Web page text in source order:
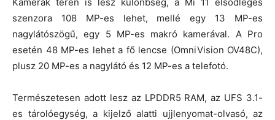
szenzora 108 MP-es lehet, mellé egy 13 MP-es
nagylátószögű, egy 5 MP-es makró kamerával. A Pro
esetén 48 MP-es lehet a fő lencse (OmniVision OV48C),
plusz 20 MP-es a nagylátó és 12 MP-es a telefotó.
Természetesen adott lesz az LPDDR5 RAM, az UFS 3.1-
es tárolóegység, a kijelző alatti ujjlenyomat-olvasó, az